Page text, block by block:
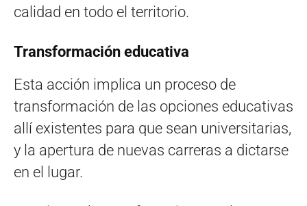
calidad en todo el territorio.
Transformación educativa
Esta acción implica un proceso de
transformación de las opciones educativas
allí existentes para que sean universitarias,
y la apertura de nuevas carreras a dictarse
en el lugar.